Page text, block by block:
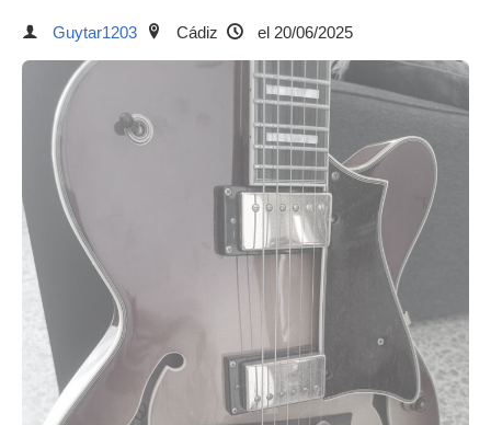
Guytar1203 Cádiz el 20/06/2025